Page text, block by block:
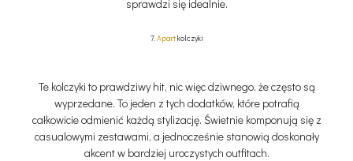
sprawdzi się idealnie.
7.Apartkolczyki
Te kolczyki to prawdziwy hit, nic więc dziwnego, że często są
wyprzedane. To jeden z tych dodatków, które potrafią
całkowicie odmienić każdą stylizację. Świetnie komponują się z
casualowymi zestawami, a jednocześnie stanowią doskonały
akcent w bardziej uroczystych outfitach.